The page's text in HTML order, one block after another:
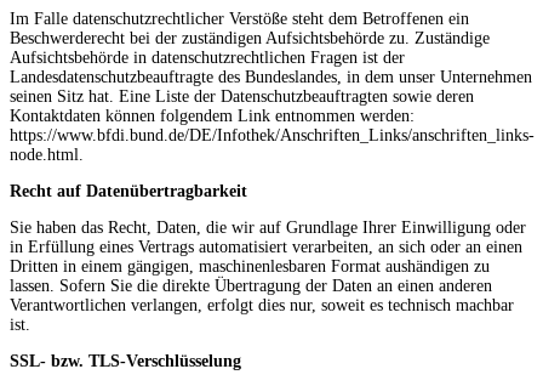
Im Falle datenschutzrechtlicher Verstöße steht dem Betroffenen ein
Beschwerderecht bei der zuständigen Aufsichtsbehörde zu. Zuständige
Aufsichtsbehörde in datenschutzrechtlichen Fragen ist der
Landesdatenschutzbeauftragte des Bundeslandes, in dem unser Unternehmen
seinen Sitz hat. Eine Liste der Datenschutzbeauftragten sowie deren
Kontaktdaten können folgendem Link entnommen werden:
https://www.bfdi.bund.de/DE/Infothek/Anschriften_Links/anschriften_links-
node.html.
Recht auf Datenübertragbarkeit
Sie haben das Recht, Daten, die wir auf Grundlage Ihrer Einwilligung oder
in Erfüllung eines Vertrags automatisiert verarbeiten, an sich oder an einen
Dritten in einem gängigen, maschinenlesbaren Format aushändigen zu
lassen. Sofern Sie die direkte Übertragung der Daten an einen anderen
Verantwortlichen verlangen, erfolgt dies nur, soweit es technisch machbar
ist.
SSL- bzw. TLS-Verschlüsselung